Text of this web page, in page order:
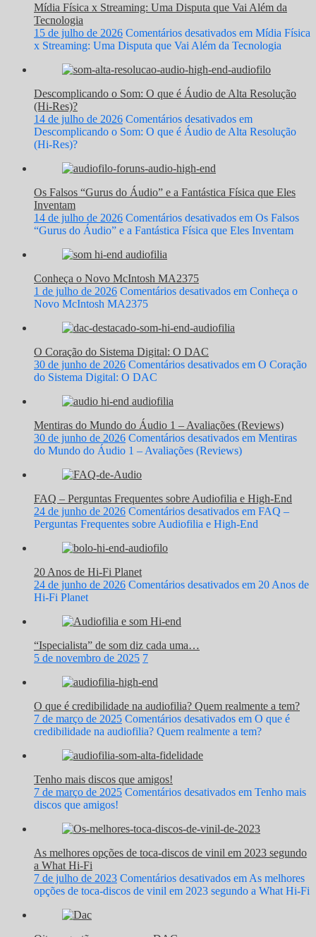
Mídia Física x Streaming: Uma Disputa que Vai Além da
Tecnologia
15 de julho de 2026 Comentários desativados em Mídia Física
x Streaming: Uma Disputa que Vai Além da Tecnologia
Descomplicando o Som: O que é Áudio de Alta Resolução
(Hi-Res)?
14 de julho de 2026 Comentários desativados em
Descomplicando o Som: O que é Áudio de Alta Resolução
(Hi-Res)?
Os Falsos “Gurus do Áudio” e a Fantástica Física que Eles
Inventam
14 de julho de 2026 Comentários desativados em Os Falsos
“Gurus do Áudio” e a Fantástica Física que Eles Inventam
Conheça o Novo McIntosh MA2375
1 de julho de 2026 Comentários desativados em Conheça o
Novo McIntosh MA2375
O Coração do Sistema Digital: O DAC
30 de junho de 2026 Comentários desativados em O Coração
do Sistema Digital: O DAC
Mentiras do Mundo do Áudio 1 – Avaliações (Reviews)
30 de junho de 2026 Comentários desativados em Mentiras
do Mundo do Áudio 1 – Avaliações (Reviews)
FAQ – Perguntas Frequentes sobre Audiofilia e High-End
24 de junho de 2026 Comentários desativados em FAQ –
Perguntas Frequentes sobre Audiofilia e High-End
20 Anos de Hi-Fi Planet
24 de junho de 2026 Comentários desativados em 20 Anos de
Hi-Fi Planet
“Ispecialista” de som diz cada uma…
5 de novembro de 2025 7
O que é credibilidade na audiofilia? Quem realmente a tem?
7 de março de 2025 Comentários desativados em O que é
credibilidade na audiofilia? Quem realmente a tem?
Tenho mais discos que amigos!
7 de março de 2025 Comentários desativados em Tenho mais
discos que amigos!
As melhores opções de toca-discos de vinil em 2023 segundo
a What Hi-Fi
7 de julho de 2023 Comentários desativados em As melhores
opções de toca-discos de vinil em 2023 segundo a What Hi-Fi